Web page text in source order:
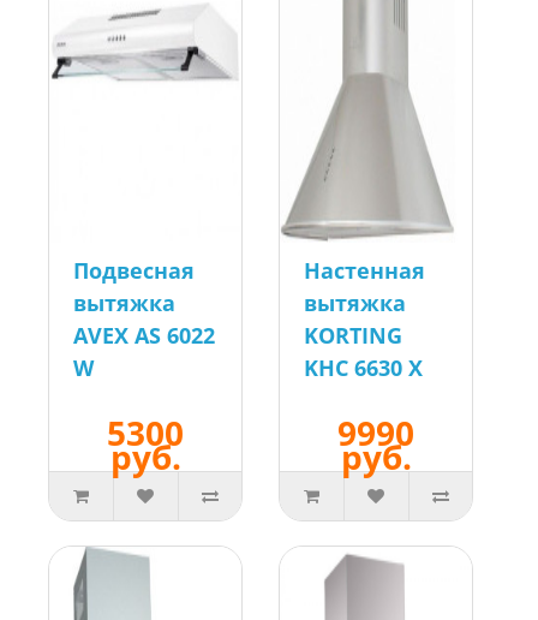
Подвесная
вытяжка
AVEX AS 6022
W
5300
руб.
Настенная
вытяжка
KORTING
KHC 6630 X
9990
руб.